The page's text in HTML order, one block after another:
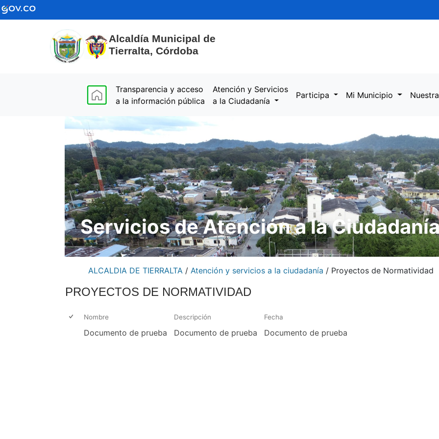
Alcaldía Municipal de
Tierralta, Córdoba
(current)
Transparencia y acceso
a la información pública
Atención y Servicios
a la Ciudadanía
Participa Mi Municipio
Servicios de Atención a la
ALCALDIA DE TIERRALTA / Atención y servicios a la ciudadanía / Proyectos de Normatividad
PROYECTOS DE NORMATIVIDAD
Nombre Descripción Fecha
Documento de prueba Documento de prueba Documento de prueba